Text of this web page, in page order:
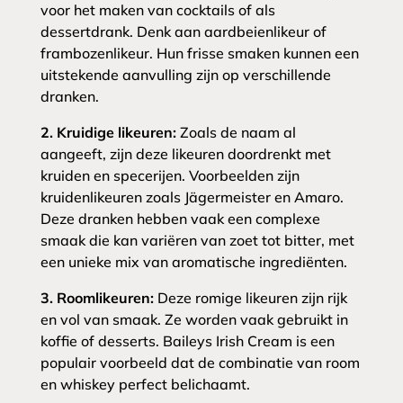
voor het maken van cocktails of als
dessertdrank. Denk aan aardbeienlikeur of
frambozenlikeur. Hun frisse smaken kunnen een
uitstekende aanvulling zijn op verschillende
dranken.
2. Kruidige likeuren:Zoals de naam al
aangeeft, zijn deze likeuren doordrenkt met
kruiden en specerijen. Voorbeelden zijn
kruidenlikeuren zoals Jägermeister en Amaro.
Deze dranken hebben vaak een complexe
smaak die kan variëren van zoet tot bitter, met
een unieke mix van aromatische ingrediënten.
3. Roomlikeuren:Deze romige likeuren zijn rijk
en vol van smaak. Ze worden vaak gebruikt in
koffie of desserts. Baileys Irish Cream is een
populair voorbeeld dat de combinatie van room
en whiskey perfect belichaamt.